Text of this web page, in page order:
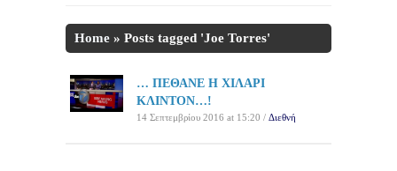
Home » Posts tagged 'Joe Torres'
… ΠΕΘΑΝΕ Η ΧΙΛΑΡΙ
ΚΛΙΝΤΟΝ…!
14 Σεπτεμβρίου 2016 at 15:20 / Διεθνή